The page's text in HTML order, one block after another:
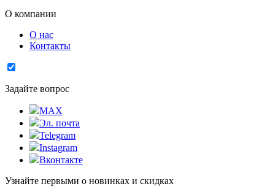
О компании
О нас
Контакты
Задайте вопрос
MAX
Эл. почта
Telegram
Instagram
Вконтакте
Узнайте первыми о новинках и скидках